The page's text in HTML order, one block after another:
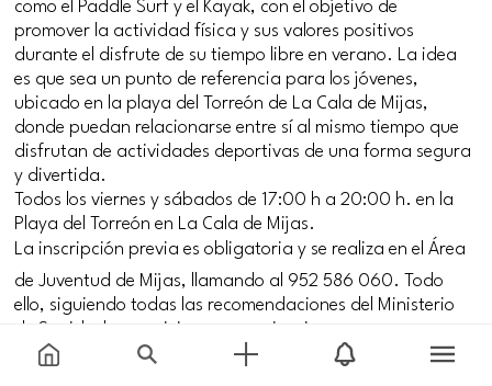
promover la actividad física y sus valores positivos
durante el disfrute de su tiempo libre en verano. La idea
es que sea un punto de referencia para los jóvenes,
ubicado en la playa del Torreón de La Cala de Mijas,
donde puedan relacionarse entre sí al mismo tiempo que
disfrutan de actividades deportivas de una forma segura
y divertida.
Todos los viernes y sábados de 17:00 h a 20:00 h. en la
Playa del Torreón en La Cala de Mijas.
La inscripción previa es obligatoria y se realiza en el Área
de Juventud de Mijas, llamando al 952 586 060. Todo
ello, siguiendo todas las recomendaciones del Ministerio
de Sanidad para vivir una experiencia segura.